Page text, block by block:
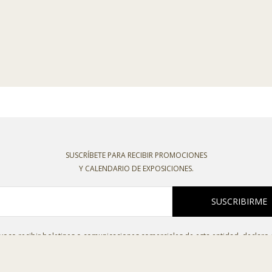
SUSCRÍBETE PARA RECIBIR PROMOCIONES
Y CALENDARIO DE EXPOSICIONES.
SUSCRIBIRME
recibir boletines o comunicaciones comerciales de esta entidad, declaro